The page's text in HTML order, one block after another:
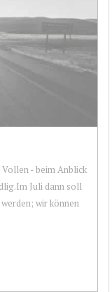
- beim Anblick
Juli dann soll
wir können